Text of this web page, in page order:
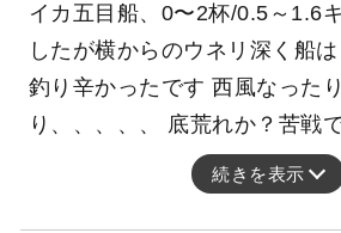
イカ五目船、0〜2杯/0.5～1.6
したが横からのウネリ深く船
釣り辛かったです 西風なった
り、、、、、 底荒れか？苦戦
続きを表示